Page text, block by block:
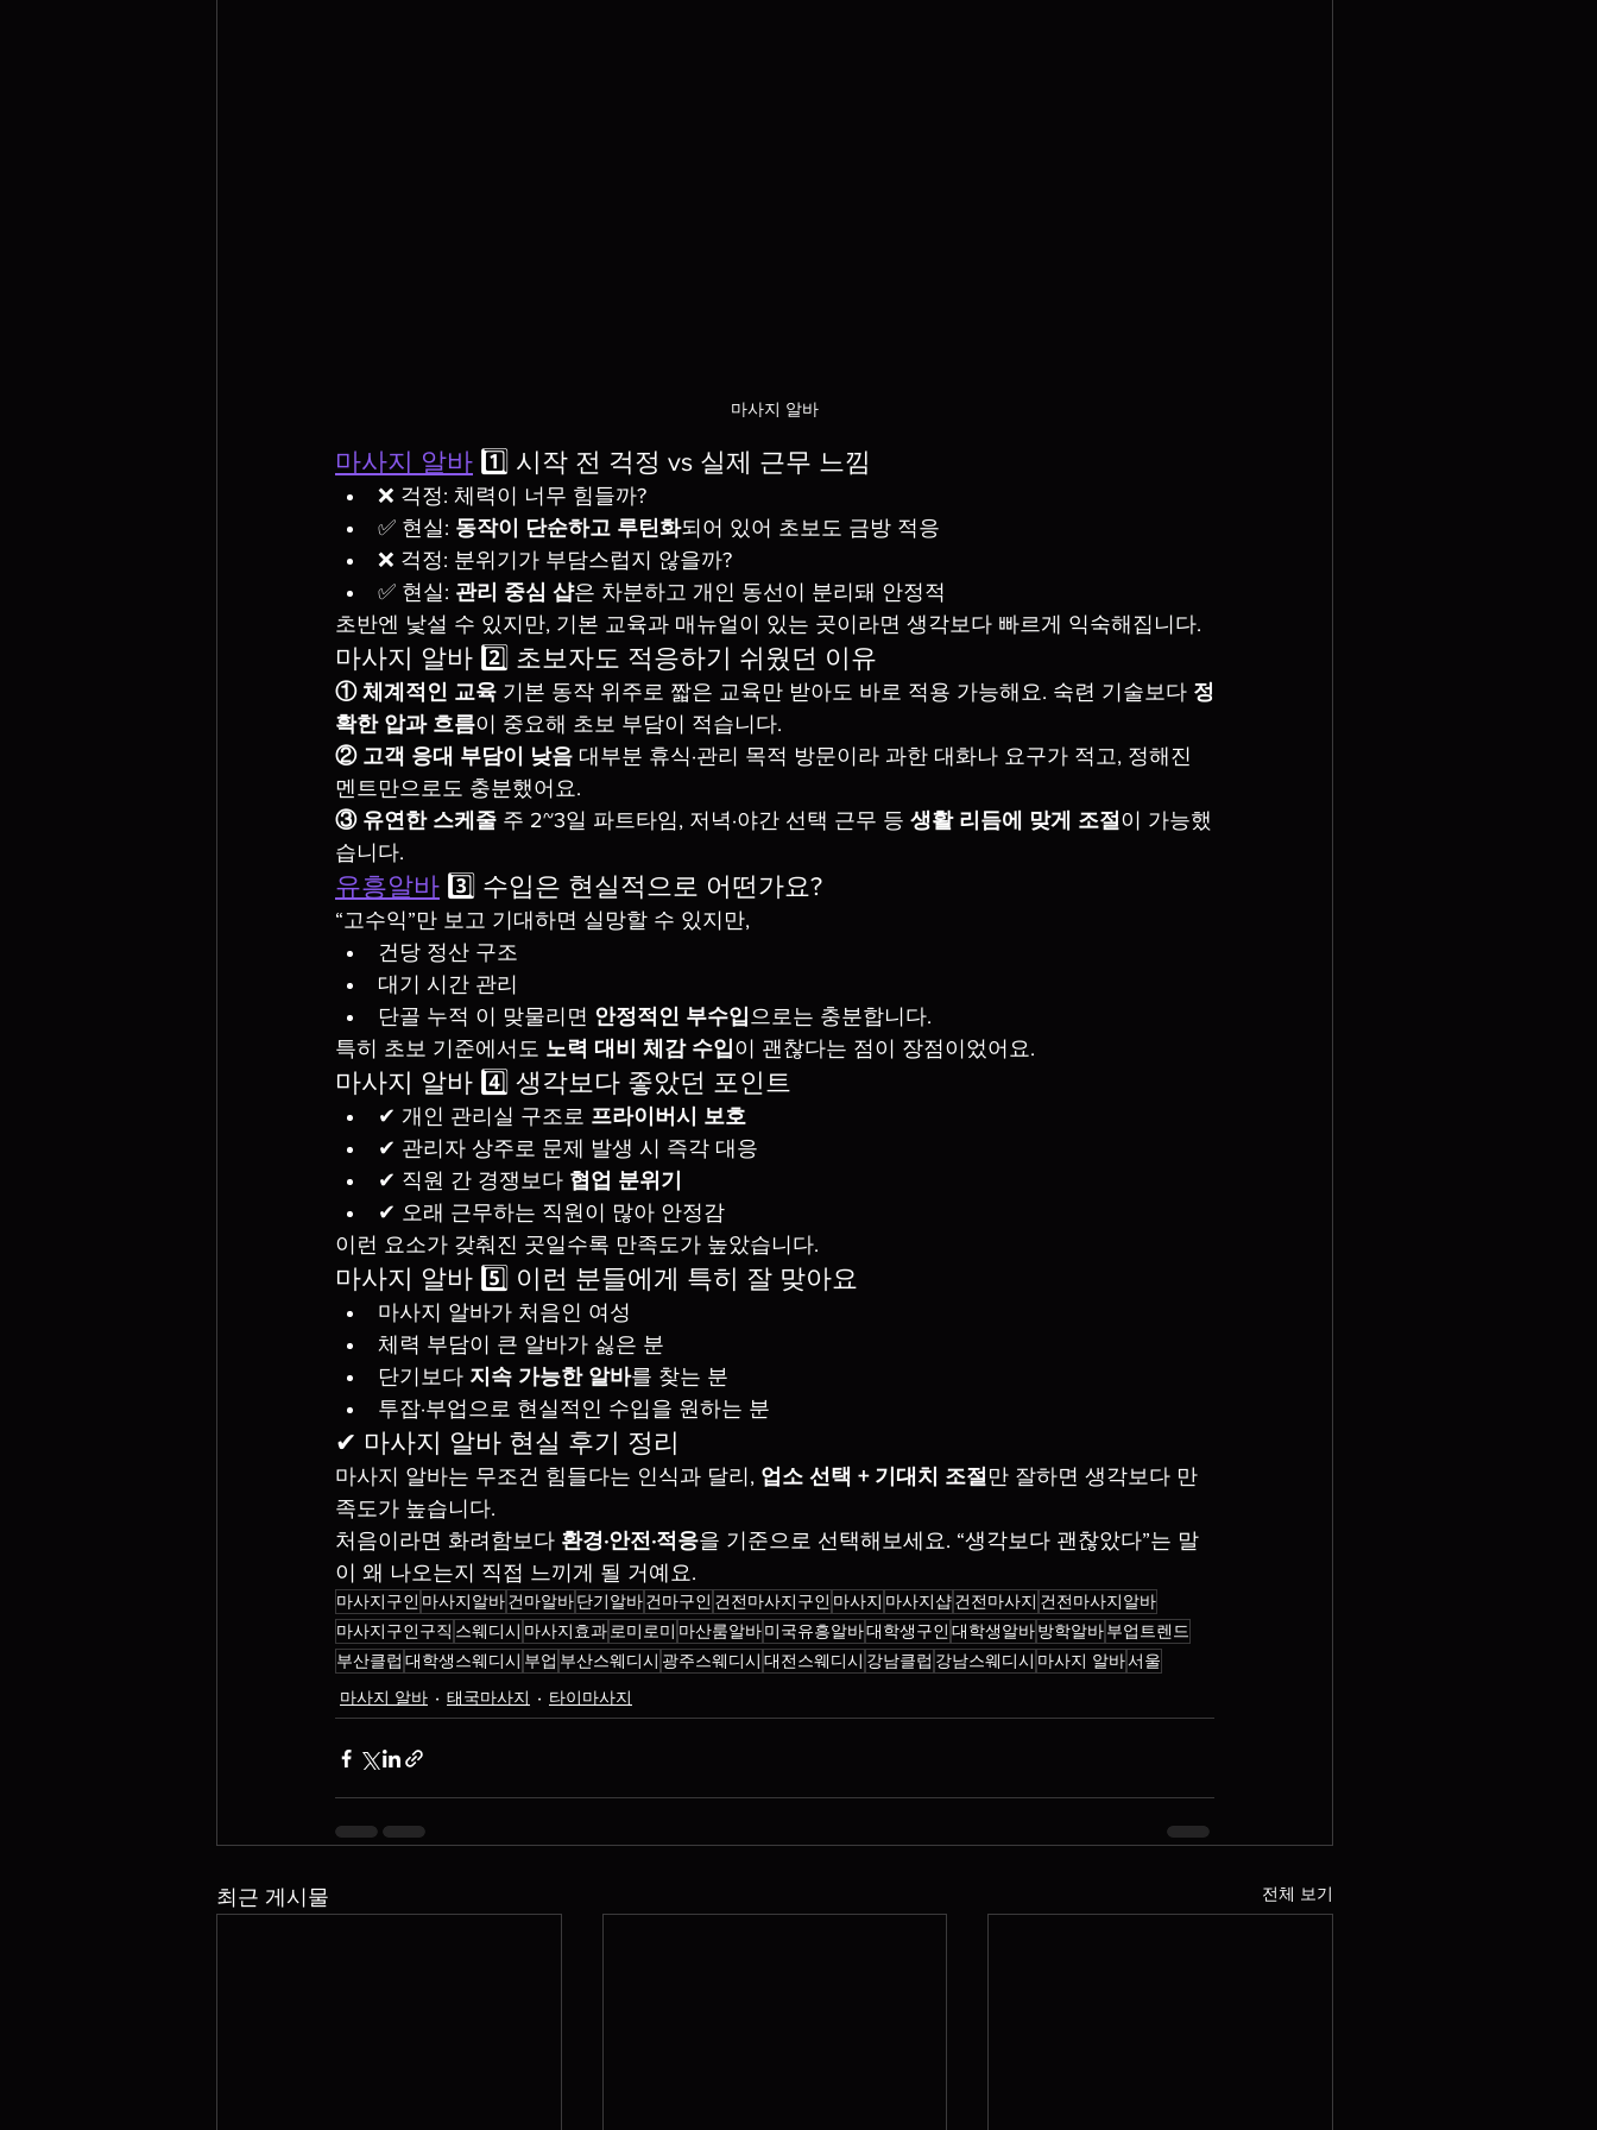
마사지 알바
마사지 알바 1️⃣ 시작 전 걱정 vs 실제 근무 느낌
❌ 걱정: 체력이 너무 힘들까?
✅ 현실: 동작이 단순하고 루틴화되어 있어 초보도 금방 적응
❌ 걱정: 분위기가 부담스럽지 않을까?
✅ 현실: 관리 중심 샵은 차분하고 개인 동선이 분리돼 안정적
초반엔 낯설 수 있지만, 기본 교육과 매뉴얼이 있는 곳이라면 생각보다 빠르게 익숙해집니다.
마사지 알바 2️⃣ 초보자도 적응하기 쉬웠던 이유
① 체계적인 교육 기본 동작 위주로 짧은 교육만 받아도 바로 적용 가능해요. 숙련 기술보다 정
확한 압과 흐름이 중요해 초보 부담이 적습니다.
② 고객 응대 부담이 낮음 대부분 휴식·관리 목적 방문이라 과한 대화나 요구가 적고, 정해진
멘트만으로도 충분했어요.
③ 유연한 스케줄 주 2~3일 파트타임, 저녁·야간 선택 근무 등 생활 리듬에 맞게 조절이 가능했
습니다.
유흥알바 3️⃣ 수입은 현실적으로 어떤가요?
“고수익”만 보고 기대하면 실망할 수 있지만,
건당 정산 구조
대기 시간 관리
단골 누적 이 맞물리면 안정적인 부수입으로는 충분합니다.
특히 초보 기준에서도 노력 대비 체감 수입이 괜찮다는 점이 장점이었어요.
마사지 알바 4️⃣ 생각보다 좋았던 포인트
✔ 개인 관리실 구조로 프라이버시 보호
✔ 관리자 상주로 문제 발생 시 즉각 대응
✔ 직원 간 경쟁보다 협업 분위기
✔ 오래 근무하는 직원이 많아 안정감
이런 요소가 갖춰진 곳일수록 만족도가 높았습니다.
마사지 알바 5️⃣ 이런 분들에게 특히 잘 맞아요
마사지 알바가 처음인 여성
체력 부담이 큰 알바가 싫은 분
단기보다 지속 가능한 알바를 찾는 분
투잡·부업으로 현실적인 수입을 원하는 분
✔ 마사지 알바 현실 후기 정리
마사지 알바는 무조건 힘들다는 인식과 달리, 업소 선택 + 기대치 조절 만 잘하면 생각보다 만
족도가 높습니다.
처음이라면 화려함보다 환경·안전·적응을 기준으로 선택해보세요. “생각보다 괜찮았다”는 말
이 왜 나오는지 직접 느끼게 될 거예요.
마사지구인 마사지알바건마알바단기알바건마구인 건전마사지구인 마사지 마사지샵건전마사지 건전마사지알바
마사지구인구직 스웨디시 마사지효과 로미로미 마산룸알바미국유흥알바대학생구인 대학생알바방학알바부업트렌드
부산클럽 대학생스웨디시 부업 부산스웨디시 광주스웨디시 대전스웨디시 강남클럽 강남스웨디시 마사지 알바서울
마사지 알바
태국마사지 타이마사지
최근 게시물 전체 보기